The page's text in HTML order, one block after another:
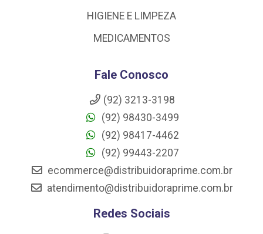
HIGIENE E LIMPEZA
MEDICAMENTOS
Fale Conosco
(92) 3213-3198
(92) 98430-3499
(92) 98417-4462
(92) 99443-2207
ecommerce@distribuidoraprime.com.br
atendimento@distribuidoraprime.com.br
Redes Sociais